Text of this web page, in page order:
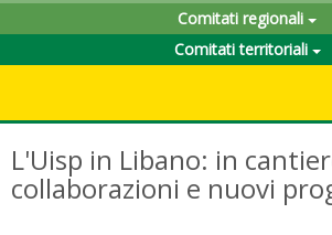
Comitati regionali
Comitati territoriali
L'Uisp in Libano: in
collaborazioni e nuovi